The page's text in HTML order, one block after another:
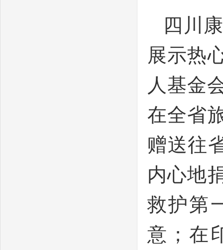
四川
展示热
人基金
在全省
赠送往
内心地
救护第
意；在